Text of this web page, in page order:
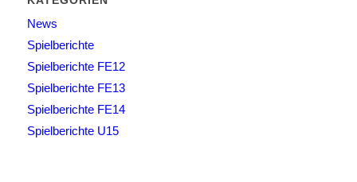
News
Spielberichte
Spielberichte FE12
Spielberichte FE13
Spielberichte FE14
Spielberichte U15